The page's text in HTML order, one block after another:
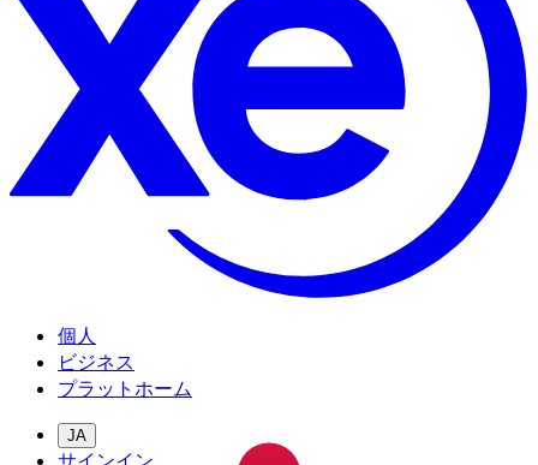
個人
ビジネス
プラットホーム
JA